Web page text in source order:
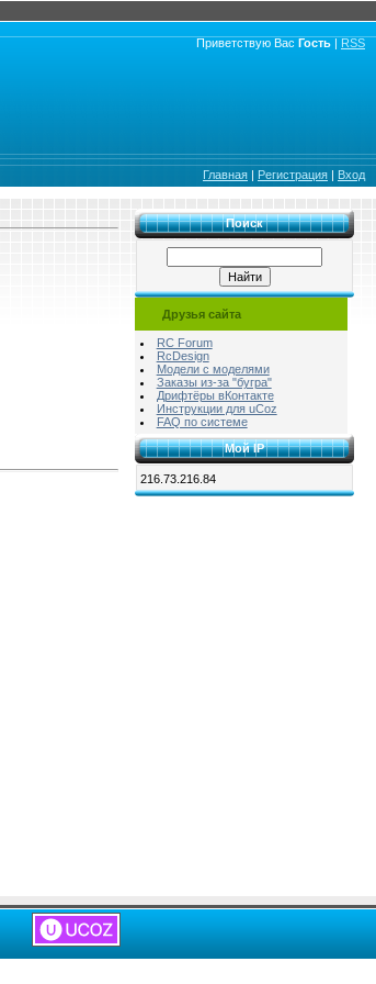
Приветствую Вас Гость | RSS
Главная | Регистрация | Вход
Поиск
Друзья сайта
RC Forum
RcDesign
Модели с моделями
Заказы из-за "бугра"
Дрифтёры вКонтакте
Инструкции для uCoz
FAQ по системе
Мой IP
216.73.216.84